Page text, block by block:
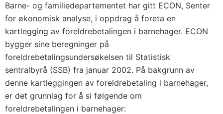
Barne- og familiedepartementet har gitt ECON, Senter
for økonomisk analyse, i oppdrag å foreta en
kartlegging av foreldrebetalingen i barnehager. ECON
bygger sine beregninger på
foreldrebetalingsundersøkelsen til Statistisk
sentralbyrå (SSB) fra januar 2002. På bakgrunn av
denne kartleggingen av foreldrebetaling i barnehager,
er det grunnlag for å si følgende om
foreldrebetalingen i barnehager: